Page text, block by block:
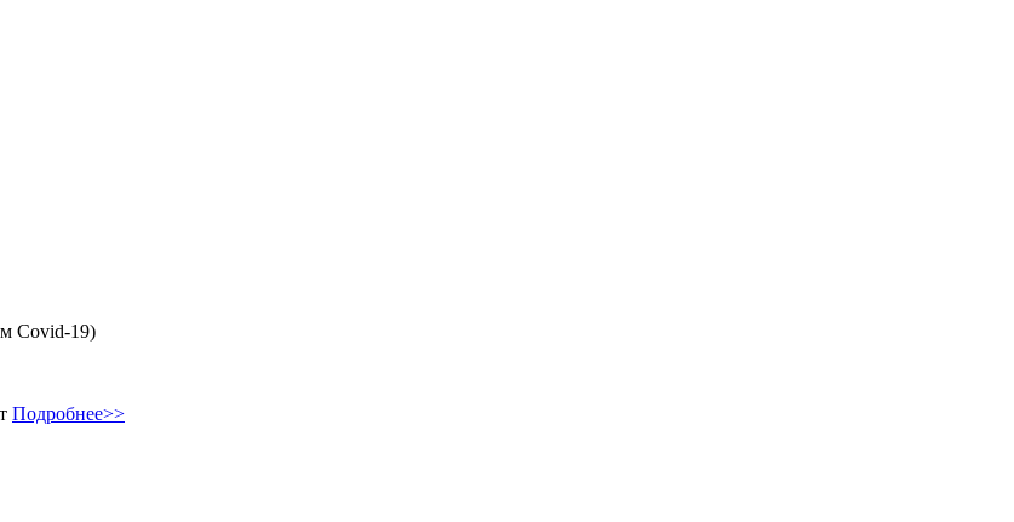
Covid-19)
Подробнее>>